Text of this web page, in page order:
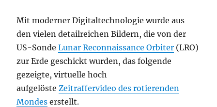
Mit moderner Digitaltechnologie wurde aus
den vielen detailreichen Bildern, die von der
US-SondeLunar Reconnaissance Orbiter (LRO)
zur Erde geschickt wurden, das folgende
gezeigte, virtuelle hoch
aufgelöste Zeitraffervideo des rotierenden
Mondes erstellt.